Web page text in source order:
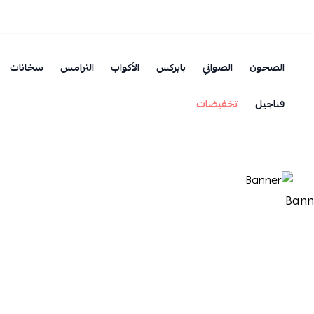
الصحون الصواني بايركس الأكواب الترامس
سخانات
فناجيل
تخفيضات